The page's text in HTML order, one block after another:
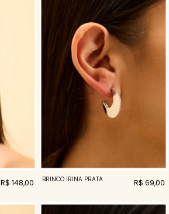
R$ 148,00 BRINCO IRINA PRATA R$ 69,00